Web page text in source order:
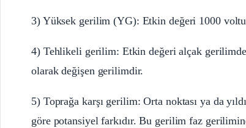
3) Yüksek gerilim (YG): Etkin değeri 1000
4) Tehlikeli gerilim: Etkin değeri alçak
olarak değişen gerilimdir.
5) Toprağa karşı gerilim: Orta noktası ya da
göre potansiyel farkıdır. Bu gerilim faz